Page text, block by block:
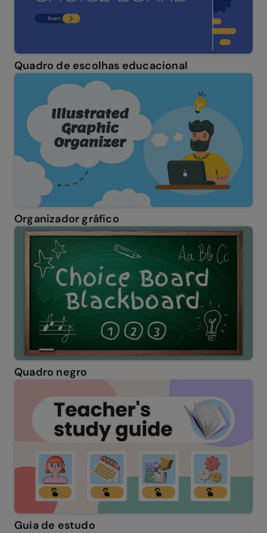
Quadro de escolhas educacional
Organizador gráfico
Quadro negro
Guia de estudo